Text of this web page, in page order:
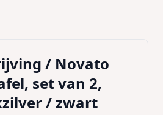
/ Novato
set van 2,
/ zwart